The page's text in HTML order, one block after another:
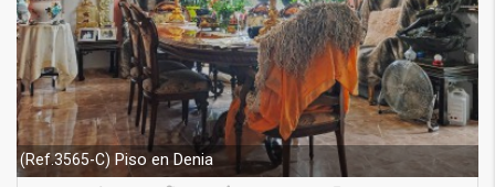
(Ref.3565-C) Piso en Denia